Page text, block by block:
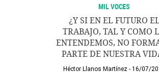
MIL VOCES
¿Y SI EN EL FUTURO
TRABAJO, TAL Y COMO
ENTENDEMOS, NO
PARTE DE NUESTRA
Héctor Llanos Martínez 16/07/